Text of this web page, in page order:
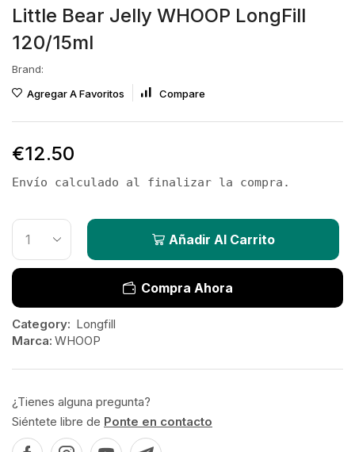
Little Bear Jelly WHOOP LongFill
120/15ml
Brand:
Agregar A Favoritos
Compare
€12.50
Envío calculado al finalizar la compra.
Añadir Al Carrito
Compra Ahora
Category: Longfill
Marca: WHOOP
¿Tienes alguna pregunta?
Siéntete libre de Ponte en contacto